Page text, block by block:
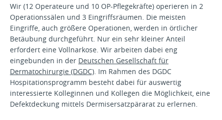
Wir (12 Operateure und 10 OP-Pflegekräfte) operieren in 2
Operationssälen und 3 Eingriffsräumen. Die meisten
Eingriffe, auch größere Operationen, werden in örtlicher
Betäubung durchgeführt. Nur ein sehr kleiner Anteil
erfordert eine Vollnarkose. Wir arbeiten dabei eng
eingebunden in der Deutschen Gesellschaft für
Dermatochirurgie (DGDC). Im Rahmen des DGDC
Hospitationsprogramm besteht dabei für auswertig
interessierte Kolleginnen und Kollegen die Möglichkeit, eine
Defektdeckung mittels Dermisersatzpärarat zu erlernen.